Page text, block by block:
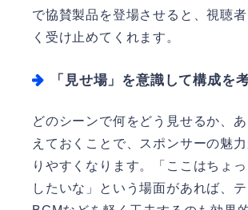
で協賛製品を登場させると、視聴
く受け止めてくれます。
「見せ場」を意識して構成を
どのシーンで何をどう見せるか、
えておくことで、スポンサーの魅
りやすくなります。「ここはちょ
したいな」という場面があれば、